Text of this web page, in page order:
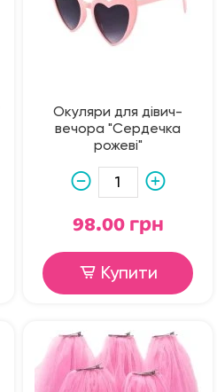
Окуляри для дівич-
вечора "Сердечка
рожеві"
98.00 грн
Купити